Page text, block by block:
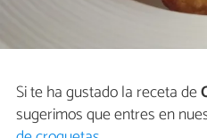
Si te ha gustado la receta de
sugerimos que entres en